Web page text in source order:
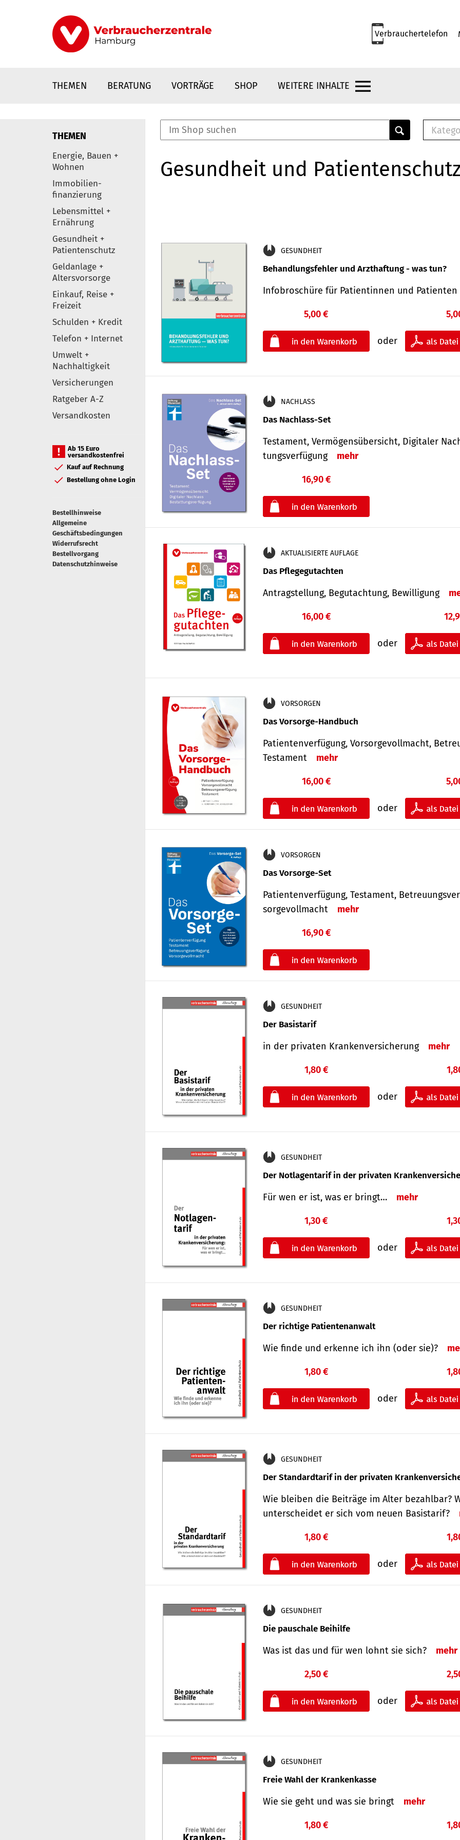
Verbrauchertelefon
THEMEN BERATUNG VORTRÄGE SHOP WEITERE INHALTE
Elemente
THEMEN
Energie, Bauen +
Wohnen
Immobilien-
finanzierung
Lebensmittel +
Ernährung
Gesundheit +
Patientenschutz
Geldanlage +
Altersvorsorge
Einkauf, Reise +
Freizeit
Schulden + Kredit
Telefon + Internet
Umwelt +
Nachhaltigkeit
Versicherungen
Ratgeber A-Z
Versandkosten
Ab 15 Euro
versandkostenfrei
Kauf auf Rechnung
Bestellung ohne Login
Bestellhinweise
Allgemeine
Geschäftsbedingungen
Widerrufsrecht
Bestellvorgang
Datenschutzhinweise
E-
Gesundheit und
GESUNDHEIT
Behandlungsfehler und Arzthaftung - was tun?
Infobroschüre für Patientinnen und
5,00 €
oder
NACHLASS
Das Nachlass-Set
Testament, Vermögens­übersicht, Digitaler
tungs­ver­fügung
mehr
16,90 €
AKTUALISIERTE AUFLAGE
Das Pflegegutachten
Antragstellung, Begutachtung, Bewilligung
16,00 €
oder
VORSORGEN
Das Vorsorge-Handbuch
Patientenverfügung, Vorsorgevollmacht,
Testament
mehr
16,00 €
oder
VORSORGEN
Das Vorsorge-Set
Patienten­ver­fügung, Testa­ment,
sorge­voll­macht
mehr
16,90 €
GESUNDHEIT
Der Basistarif
in der privaten Kran­ken­ver­siche­rung mehr
1,80 €
oder
GESUNDHEIT
Der Notlagentarif in der privaten
Für wen er ist, was er bringt… mehr
1,30 €
oder
GESUNDHEIT
Der richtige Patientenanwalt
Wie finde und erkenne ich ihn (oder sie)?
1,80 €
oder
GESUNDHEIT
Der Standard­tarif in der privaten
Wie bleiben die Beiträge im Alter bezahlbar?
unterscheidet er sich vom neuen Basistarif?
1,80 €
oder
GESUNDHEIT
Die pauschale Beihilfe
Was ist das und für wen lohnt sie sich? mehr
2,50 €
oder
GESUNDHEIT
Freie Wahl der Krankenkasse
Wie sie geht und was sie bringt mehr
1,80 €